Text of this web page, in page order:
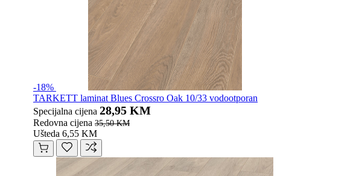
-18%
TARKETT laminat Blues Crossro Oak 10/33 vodootporan
Specijalna cijena 28,95 KM
Redovna cijena 35,50 KM
Ušteda 6,55 KM